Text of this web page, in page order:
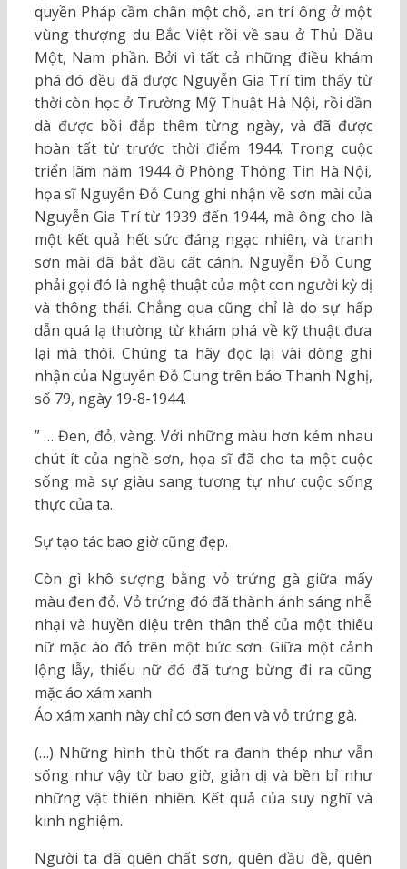
quyền Pháp cầm chân một chỗ, an trí ông ở một
vùng thượng du Bắc Việt rồi về sau ở Thủ Dầu
Một, Nam phần. Bởi vì tất cả những điều khám
phá đó đều đã được Nguyễn Gia Trí tìm thấy từ
thời còn học ở Trường Mỹ Thuật Hà Nội, rồi dần
dà được bồi đắp thêm từng ngày, và đã được
hoàn tất từ trước thời điểm 1944. Trong cuộc
triển lãm năm 1944 ở Phòng Thông Tin Hà Nội,
họa sĩ Nguyễn Đỗ Cung ghi nhận về sơn mài của
Nguyễn Gia Trí từ 1939 đến 1944, mà ông cho là
một kết quả hết sức đáng ngạc nhiên, và tranh
sơn mài đã bắt đầu cất cánh. Nguyễn Đỗ Cung
phải gọi đó là nghệ thuật của một con người kỳ dị
và thông thái. Chẳng qua cũng chỉ là do sự hấp
dẫn quá lạ thường từ khám phá về kỹ thuật đưa
lại mà thôi. Chúng ta hãy đọc lại vài dòng ghi
nhận của Nguyễn Đỗ Cung trên báo Thanh Nghị,
số 79, ngày 19-8-1944.
” … Đen, đỏ, vàng. Với những màu hơn kém nhau
chút ít của nghề sơn, họa sĩ đã cho ta một cuộc
sống mà sự giàu sang tương tự như cuộc sống
thực của ta.
Sự tạo tác bao giờ cũng đẹp.
Còn gì khô sượng bằng vỏ trứng gà giữa mấy
màu đen đỏ. Vỏ trứng đó đã thành ánh sáng nhễ
nhại và huyền diệu trên thân thể của một thiếu
nữ mặc áo đỏ trên một bức sơn. Giữa một cảnh
lộng lẫy, thiếu nữ đó đã tưng bừng đi ra cũng
mặc áo xám xanh
Áo xám xanh này chỉ có sơn đen và vỏ trứng gà.
(…) Những hình thù thốt ra đanh thép như vẫn
sống như vậy từ bao giờ, giản dị và bền bỉ như
những vật thiên nhiên. Kết quả của suy nghĩ và
kinh nghiệm.
Người ta đã quên chất sơn, quên đầu đề, quên